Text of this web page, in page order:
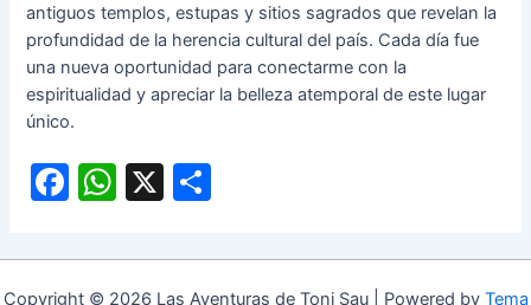
antiguos templos, estupas y sitios sagrados que revelan la
profundidad de la herencia cultural del país. Cada día fue
una nueva oportunidad para conectarme con la
espiritualidad y apreciar la belleza atemporal de este lugar
único.
F
c
e
W
at
s
X
m
p
Copyright © 2026 Las Aventuras de Toni Sau | Powered by Tema